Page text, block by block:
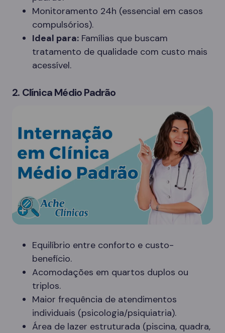
Monitoramento 24h (essencial em casos
compulsórios).
Ideal para: Famílias que buscam
tratamento de qualidade com custo mais
acessível.
2. Clínica Médio Padrão
Equilíbrio entre conforto e custo-
benefício.
Acomodações em quartos duplos ou
triplos.
Maior frequência de atendimentos
individuais (psicologia/psiquiatria).
Área de lazer estruturada (piscina, quadra,